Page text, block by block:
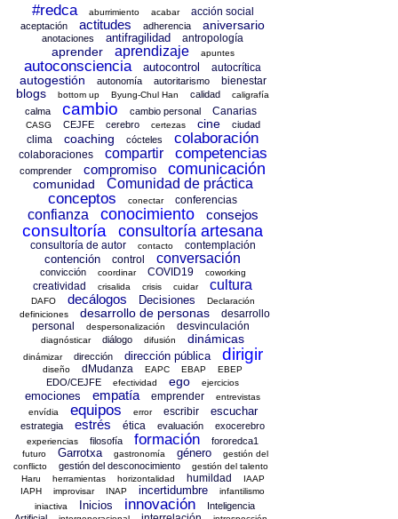
#redca aburrimiento acabar acción social
aceptación actitudes adherencia aniversario
anotaciones antifragilidad antropología
aprender aprendizaje apuntes
autoconsciencia autocontrol autocrítica
autogestión autonomía autoritarismo bienestar
blogs bottom up Byung-Chul Han calidad caligrafía
calma cambio cambio personal Canarias
CASG CEJFE cerebro certezas cine ciudad
clima coaching cócteles colaboración
colaboraciones compartir competencias
comprender compromiso comunicación
comunidad Comunidad de práctica
conceptos conectar conferencias
confianza conocimiento consejos
consultoría consultoría artesana
consultoría de autor contacto contemplación
contención control conversación
convicción coordinar COVID19 coworking
creatividad crisalida crisis cuidar cultura
DAFO decálogos Decisiones
Declaración
definiciones
desarrollo de personas
desarrollo
personal
despersonalización desvinculación
diagnósticar diálogo difusión dinámicas
dinámizar dirección dirección pública dirigir
diseño dMudanza EAPC EBAP EBEP
EDO/CEJFE efectividad ego ejercicios
emociones empatía emprender
entrevistas
envídia
equipos error escribir escuchar
estrategia estrés ética evaluación exocerebro
experiencias filosofía formación fororedca1
futuro Garrotxa gastronomía género
gestión del
conflicto
gestión del desconocimiento
gestión del talento
Haru
herramientas horizontalidad humildad
IAAP
IAPH
improvisar INAP incertidumbre
infantilismo
iniactiva
Inicios innovación
Inteligencia